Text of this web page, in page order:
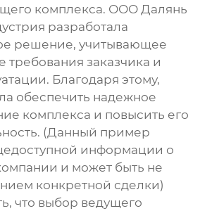
комплекса. ООО Далянь
разработала
решение, учитывающее
требования заказчика и
Благодаря этому,
обеспечить надежное
комплекса и повысить его
(Данный пример
информации о
и может быть не
конкретной сделки)
что выбор ведущего